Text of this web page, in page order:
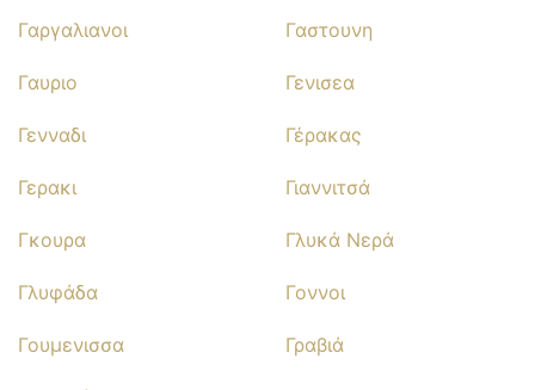
Γαργαλιανοι Γαστουνη
Γαυριο Γενισεα
Γενναδι Γέρακας
Γερακι Γιαννιτσά
Γκουρα Γλυκά Νερά
Γλυφάδα Γοννοι
Γουμενισσα Γραβιά